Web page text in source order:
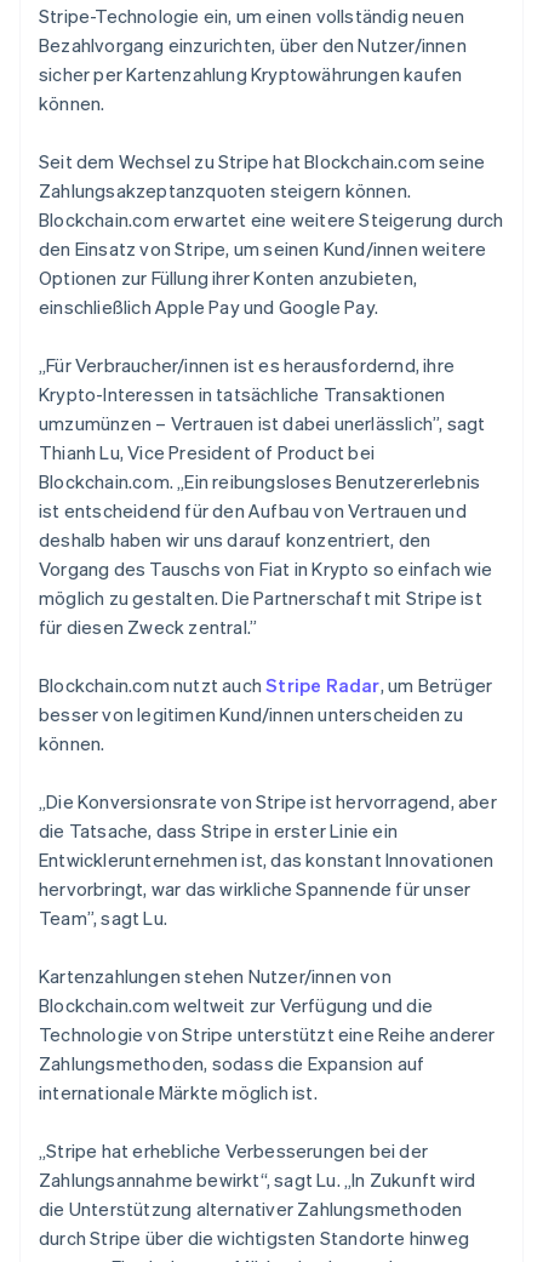
Stripe-Technologie ein, um einen vollständig neuen
Bezahlvorgang einzurichten, über den Nutzer/innen
sicher per Kartenzahlung Kryptowährungen kaufen
können.
Seit dem Wechsel zu Stripe hat Blockchain.com seine
Zahlungsakzeptanzquoten steigern können.
Blockchain.com erwartet eine weitere Steigerung durch
den Einsatz von Stripe, um seinen Kund/innen weitere
Optionen zur Füllung ihrer Konten anzubieten,
einschließlich Apple Pay und Google Pay.
„Für Verbraucher/innen ist es herausfordernd, ihre
Krypto-Interessen in tatsächliche Transaktionen
umzumünzen – Vertrauen ist dabei unerlässlich”, sagt
Thianh Lu, Vice President of Product bei
Blockchain.com. „Ein reibungsloses Benutzererlebnis
ist entscheidend für den Aufbau von Vertrauen und
deshalb haben wir uns darauf konzentriert, den
Vorgang des Tauschs von Fiat in Krypto so einfach wie
möglich zu gestalten. Die Partnerschaft mit Stripe ist
für diesen Zweck zentral.”
Blockchain.com nutzt auchStripe Radar, um Betrüger
besser von legitimen Kund/innen unterscheiden zu
können.
„Die Konversionsrate von Stripe ist hervorragend, aber
die Tatsache, dass Stripe in erster Linie ein
Entwicklerunternehmen ist, das konstant Innovationen
hervorbringt, war das wirkliche Spannende für unser
Team”, sagt Lu.
Kartenzahlungen stehen Nutzer/innen von
Blockchain.com weltweit zur Verfügung und die
Technologie von Stripe unterstützt eine Reihe anderer
Zahlungsmethoden, sodass die Expansion auf
internationale Märkte möglich ist.
„Stripe hat erhebliche Verbesserungen bei der
Zahlungsannahme bewirkt“, sagt Lu. „In Zukunft wird
die Unterstützung alternativer Zahlungsmethoden
durch Stripe über die wichtigsten Standorte hinweg
Australien
English
NederlandsFrançaisDeutschEnglish
Brasilien
PortuguêsEnglish
Bulgarien
English